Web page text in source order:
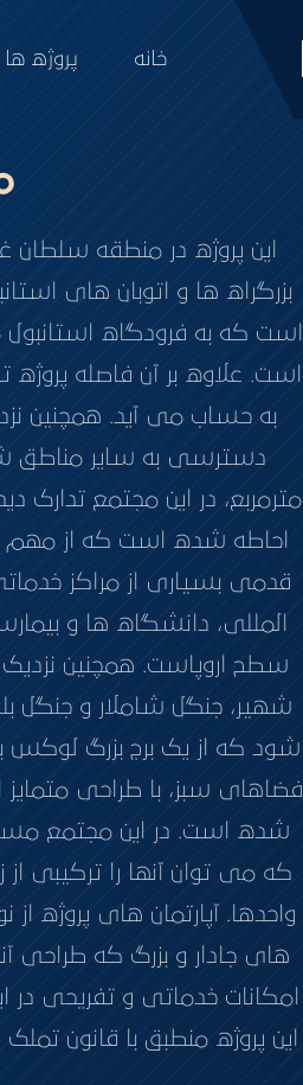
خانه پروژه ها
این پروژه در منطقه
بزرگراه ها و اتوبان های
است که به فرودگاه
به حساب می آید. همچنین
مترمربع، در این مجتمع تدارک
احاطه شده است که از مهم
قدمی بسیاری از مراکز
المللی، دانشگاه‌ ها و
سطح اروپاست. همچنین نزدیک
شهیر، جنگل شاملار و جنگل
شود که از یک برج بزرگ
فضاهای سبز، با طراحی
شده است. در این مجتمع
که می توان آنها را ترکیبی
های جادار و بزرگ که طراحی
امکانات خدماتی و تفریحی در
این پروژه منطبق با قانون